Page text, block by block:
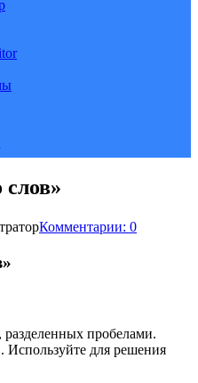
слов»
Комментарии: 0
разделенных пробелами.
Используйте для решения